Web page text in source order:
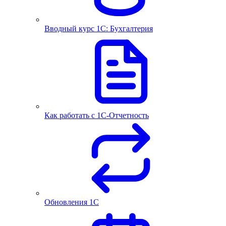
Вводный курс 1С: Бухгалтерия
Как работать с 1С‑Отчетность
Обновления 1С